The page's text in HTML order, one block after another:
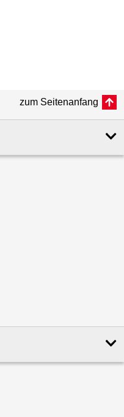
zum Seitenanfang